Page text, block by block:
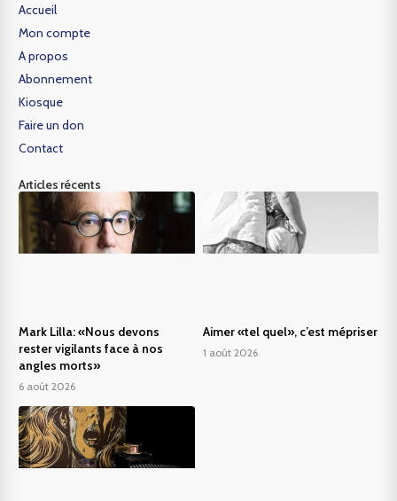
Accueil
Mon compte
A propos
Abonnement
Kiosque
Faire un don
Contact
Articles récents
Mark Lilla: «Nous devons
rester vigilants face à nos
angles morts»
6 août 2026
Aimer «tel quel», c’est mépriser
1 août 2026